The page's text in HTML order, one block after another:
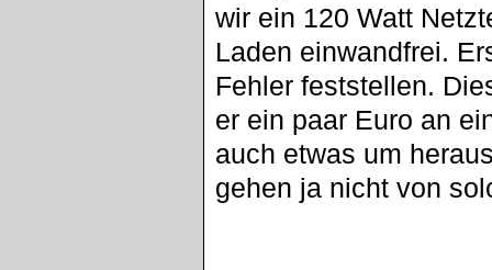
wir ein 120 Watt
Laden einwandfrei.
Fehler feststellen.
er ein paar Euro an
auch etwas um
gehen ja nicht von